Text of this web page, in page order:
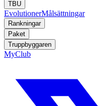
TBU
EvolutionerMålsättningar
Rankningar
Paket
Truppbyggaren
MyClub